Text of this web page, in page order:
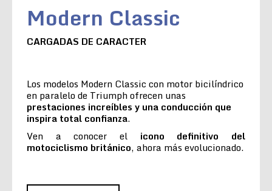
Modern Classic
CARGADAS DE CARACTER
Los modelos Modern Classic con motor bicilíndrico
en paralelo de Triumph ofrecen unas
prestaciones increíbles y una conducción que
inspira total confianza.
Ven a conocer el icono definitivo del
motociclismo británico, ahora más evolucionado.